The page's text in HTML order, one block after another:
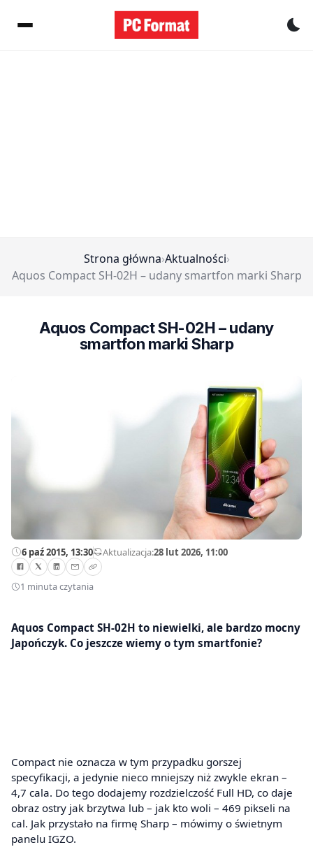
Strona główna›Aktualności›
Aquos Compact SH-02H – udany smartfon marki Sharp
Aquos Compact SH-02H – udany
smartfon marki Sharp
6 paź 2015, 13:30—Aktualizacja:28 lut 2026, 11:00
1 minuta czytania
Aquos Compact SH-02H to niewielki, ale bardzo mocny
Japończyk. Co jeszcze wiemy o tym smartfonie?
Compact nie oznacza w tym przypadku gorszej
specyfikacji, a jedynie nieco mniejszy niż zwykle ekran –
4,7 cala. Do tego dodajemy rozdzielczość Full HD, co daje
obraz ostry jak brzytwa lub – jak kto woli – 469 pikseli na
cal. Jak przystało na firmę Sharp – mówimy o świetnym
panelu IGZO.